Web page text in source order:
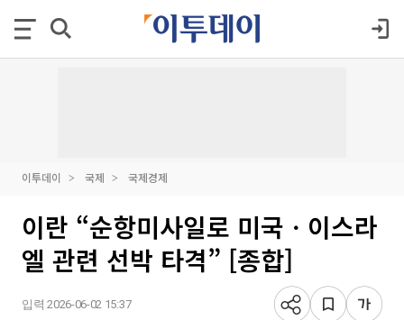
이투데이 국제 국제경제
이란 “순항미사일로 미국ㆍ이스라
엘 관련 선박 타격” [종합]
입력 2026-06-02 15:37